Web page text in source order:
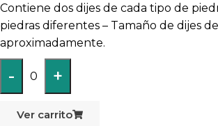
Contiene dos dijes de cada tipo de
piedras diferentes – Tamaño de dijes
aproximadamente.
- 0 +
Ver carrito